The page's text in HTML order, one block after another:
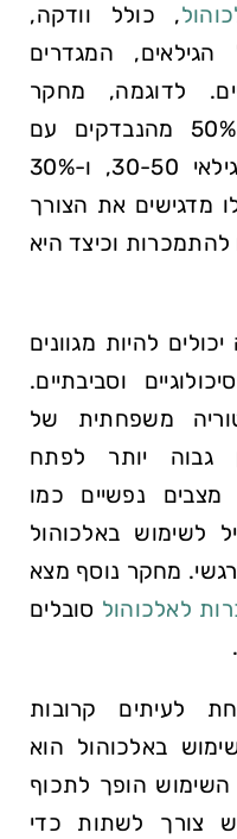
, כולל וודקה,⁢
המגדרים
לדוגמה, מחקר
⁤היו בגילאי 30-50, ו-30%
מדגישים את הצורך
וכיצד היא
להיות מגוונים
וסביבתיים.
משפחתית⁤ של
גבוה יותר לפתח
נפשיים כמו
לשימוש באלכוהול
מחקר נוסף מצא
לאלכוהול סובלים
לעיתים קרובות
באלכוהול הוא
הופך לתכוף
צורך לשתות כדי